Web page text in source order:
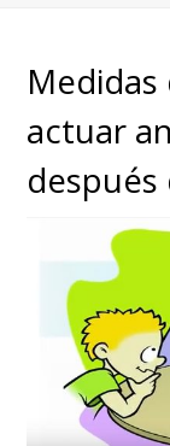
actuar
después